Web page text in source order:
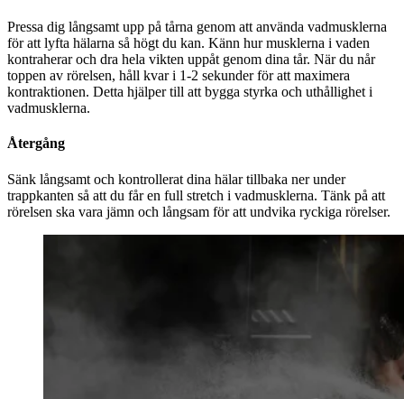
Pressa dig långsamt upp på tårna genom att använda vadmusklerna
för att lyfta hälarna så högt du kan. Känn hur musklerna i vaden
kontraherar och dra hela vikten uppåt genom dina tår. När du når
toppen av rörelsen, håll kvar i 1-2 sekunder för att maximera
kontraktionen. Detta hjälper till att bygga styrka och uthållighet i
vadmusklerna.
Återgång
Sänk långsamt och kontrollerat dina hälar tillbaka ner under
trappkanten så att du får en full stretch i vadmusklerna. Tänk på att
rörelsen ska vara jämn och långsam för att undvika ryckiga rörelser.